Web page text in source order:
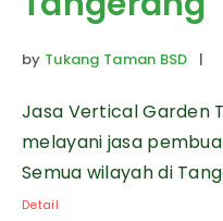
by Tukang Taman BSD |
Jasa Vertical Garden
melayani jasa
Semua wilayah di
Detail